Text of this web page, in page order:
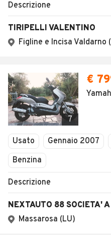
Descrizione
TIRIPELLI VALENTINO
Figline e Incisa Valdarno
7
€
Usato Gennaio 2007
Benzina
Descrizione
Massarosa (LU)